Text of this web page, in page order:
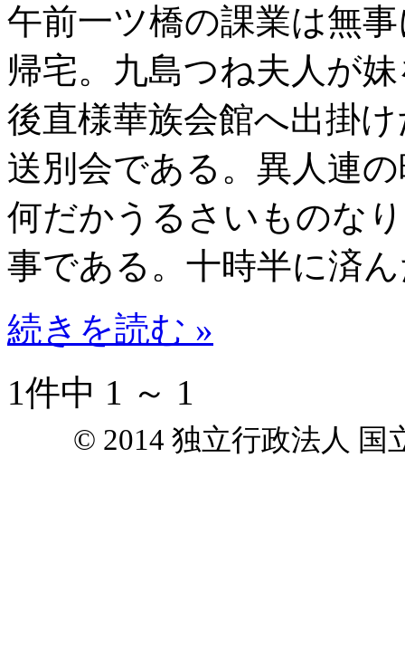
午前一ツ橋の課業は無
帰宅。九島つね夫人が
後直様華族会館へ出掛
送別会である。異人連
何だかうるさいものな
事である。十時半に済
続きを読む »
1件中 1 ～ 1
© 2014 独立行政法人 国